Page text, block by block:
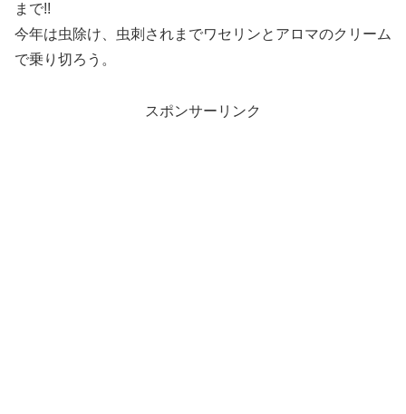
まで!!
今年は虫除け、虫刺されまでワセリンとアロマのクリーム
で乗り切ろう。
スポンサーリンク